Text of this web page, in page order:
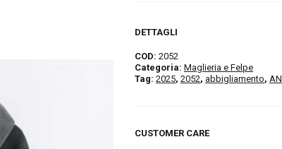
DETTAGLI
COD: 2052
Categoria: Maglieria e Felpe
Tag: 2025, 2052, abbigliamento,
CUSTOMER CARE